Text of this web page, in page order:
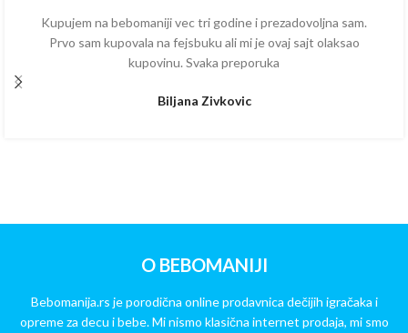
Kupujem na bebomaniji vec tri godine i prezadovoljna sam.
Prvo sam kupovala na fejsbuku ali mi je ovaj sajt olaksao
kupovinu. Svaka preporuka
Biljana Zivkovic
O BEBOMANIJI
Bebomanija.rs je porodična online prodavnica dečijih igračaka i
opreme za decu i bebe. Mi nismo klasična internet prodaja, mi smo